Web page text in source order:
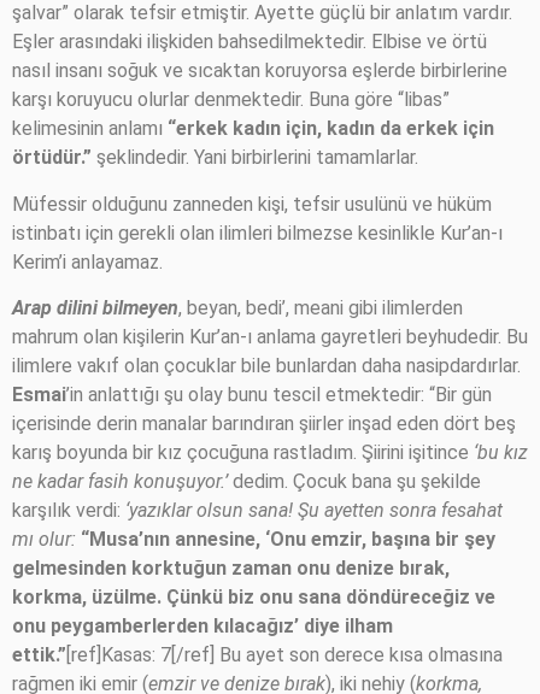
şalvar” olarak tefsir etmiştir. Ayette güçlü bir anlatım vardır.
Eşler arasındaki ilişkiden bahsedilmektedir. Elbise ve örtü
nasıl insanı soğuk ve sıcaktan koruyorsa eşlerde birbirlerine
karşı koruyucu olurlar denmektedir. Buna göre “libas”
kelimesinin anlamı “erkek kadın için, kadın da erkek için
örtüdür.” şeklindedir. Yani birbirlerini tamamlarlar.
Müfessir olduğunu zanneden kişi, tefsir usulünü ve hüküm
istinbatı için gerekli olan ilimleri bilmezse kesinlikle Kur’an-ı
Kerim’i anlayamaz.
Arap dilini bilmeyen, beyan, bedi’, meani gibi ilimlerden
mahrum olan kişilerin Kur’an-ı anlama gayretleri beyhudedir. Bu
ilimlere vakıf olan çocuklar bile bunlardan daha nasipdardırlar.
Esmai’in anlattığı şu olay bunu tescil etmektedir: “Bir gün
içerisinde derin manalar barındıran şiirler inşad eden dört beş
karış boyunda bir kız çocuğuna rastladım. Şiirini işitince ‘bu kız
ne kadar fasih konuşuyor.’dedim. Çocuk bana şu şekilde
karşılık verdi: ‘yazıklar olsun sana! Şu ayetten sonra fesahat
mı olur: “Musa’nın annesine, ‘Onu emzir, başına bir şey
gelmesinden korktuğun zaman onu denize bırak,
korkma, üzülme. Çünkü biz onu sana döndüreceğiz ve
onu peygamberlerden kılacağız’ diye ilham
ettik.” [ref]Kasas: 7[/ref] Bu ayet son derece kısa olmasına
rağmen iki emir (emzir ve denize bırak), iki nehiy (korkma,